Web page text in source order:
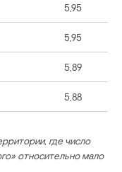
5,95
5,95
5,89
5,88
где число
относительно мало